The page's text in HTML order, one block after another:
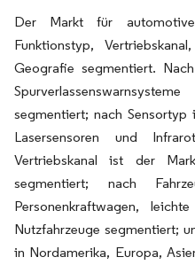
Der Markt für
Funktionstyp,
Geografie segmentiert.
segmentiert; nach
Lasersensoren und
Vertriebskanal ist der
segmentiert; nach
Personenkraftwagen,
Nutzfahrzeuge segmentiert;
in Nordamerika, Europa,